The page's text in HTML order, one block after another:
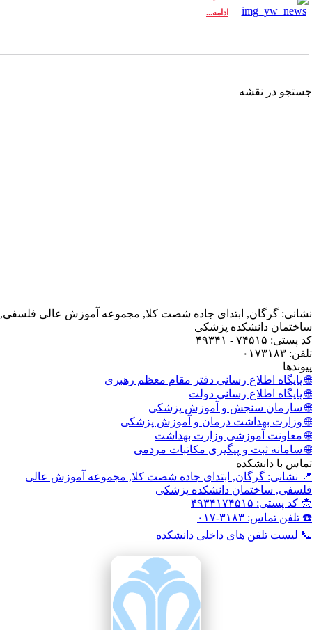
ادامه...
در نقشه
گرگان, ابتدای جاده شصت کلا, مجموعه آموزش عالی فلسفی,
دانشکده پزشکی
۷۴۵۱۵ - ۴۹۳۴۱
۰۱۷۳۱۸۳
پایگاه اطلاع رسانی دفتر مقام معظم رهبری
پایگاه اطلاع رسانی دولت
سازمان سنجش و آموزش پزشکی
وزارت بهداشت درمان و آموزش پزشکی
معاونت آموزشی وزارت بهداشت
سامانه ثبت و پیگیری مکاتبات مردمی
با دانشکده
نشانی: گرگان, ابتدای جاده شصت کلا, مجموعه آموزش عالی
ساختمان دانشکده پزشکی
پستی: ۴۹۳۴۱۷۴۵۱۵
تماس: ۳۱۸۳-۰۱۷
لیست تلفن های داخلی دانشکده